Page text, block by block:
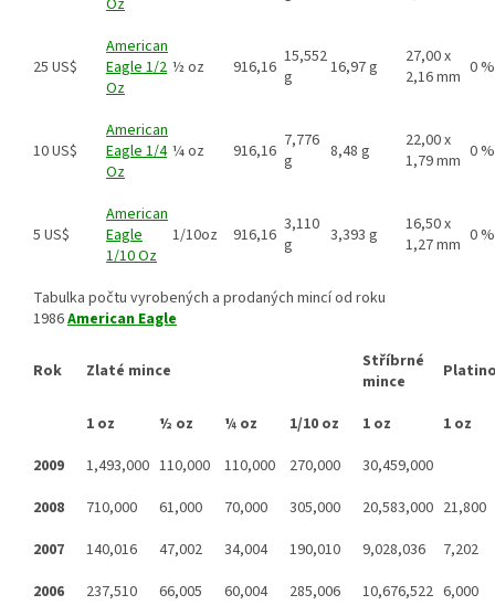
25 US$
American
Eagle 1/2
Oz
½ oz 916,16 15,552
g
16,97 g
27,00 x
2,16 mm 0 %
10 US$
American
Eagle 1/4
Oz
¼ oz 916,16 7,776
g
8,48 g
22,00 x
1,79 mm 0 %
5 US$
American
Eagle
1/10 Oz
1/10oz 916,16 3,110
g
3,393 g
16,50 x
1,27 mm 0 %
Tabulka počtu vyrobených a prodaných mincí od roku
1986American Eagle
Rok Zlaté mince
Stříbrné
mince
1 oz ½ oz ¼ oz 1/10 oz 1 oz
1 oz
2009
1,493,000 110,000 110,000 270,000
30,459,000
2008
710,000 61,000 70,000 305,000 20,583,000 21,800
2007
140,016 47,002 34,004 190,010 9,028,036
7,202
2006
237,510 66,005 60,004 285,006 10,676,522 6,000